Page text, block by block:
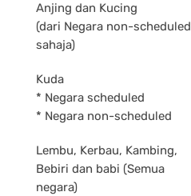
Anjing dan Kucing
(dari Negara non-scheduled
sahaja)
Kuda
* Negara scheduled
* Negara non-scheduled
Lembu, Kerbau, Kambing,
Bebiri dan babi (Semua
negara)